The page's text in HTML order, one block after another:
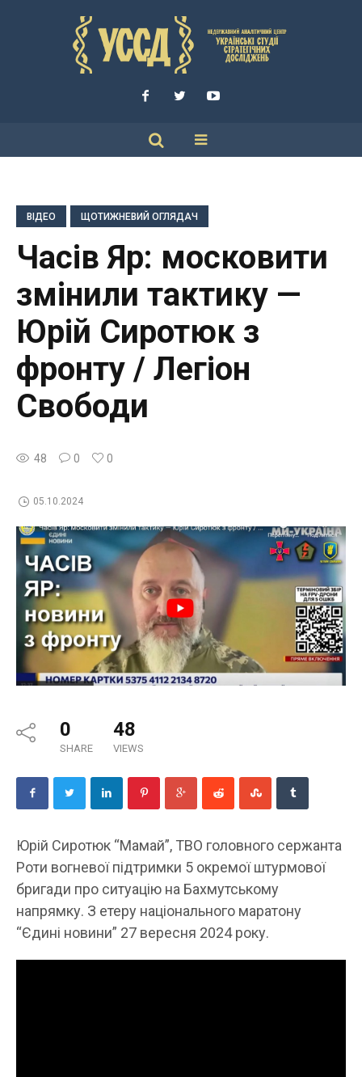
ВІДЕО ЩОТИЖНЕВИЙ ОГЛЯДАЧ
Часів Яр: московити
змінили тактику —
Юрій Сиротюк з
фронту / Легіон
Свободи
48 0 0
05.10.2024
0
SHARE
48
VIEWS
Юрій Сиротюк “Мамай”, ТВО головного сержанта
Роти вогневої підтримки 5 окремої штурмової
бригади про ситуацію на Бахмутському
напрямку. З етеру національного маратону
“Єдині новини” 27 вересня 2024 року.